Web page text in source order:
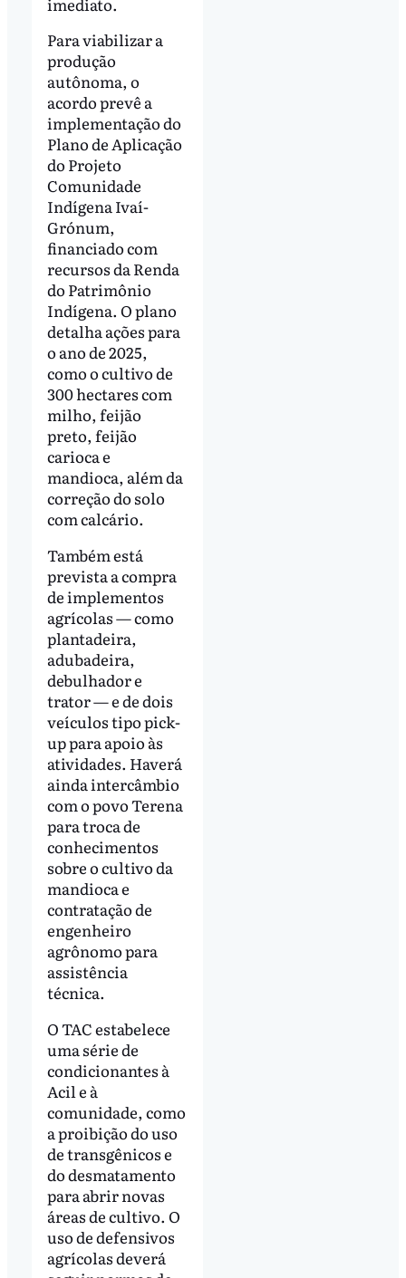
Para viabilizar a
produção
autônoma, o
acordo prevê a
implementação do
Plano de Aplicação
do Projeto
Comunidade
Indígena Ivaí-
Grónum,
financiado com
recursos da Renda
do Patrimônio
Indígena. O plano
detalha ações para
o ano de 2025,
como o cultivo de
300 hectares com
milho, feijão
preto, feijão
carioca e
mandioca, além da
correção do solo
com calcário.
Também está
prevista a compra
de implementos
agrícolas — como
plantadeira,
adubadeira,
debulhador e
trator — e de dois
veículos tipo pick-
up para apoio às
atividades. Haverá
ainda intercâmbio
com o povo Terena
para troca de
conhecimentos
sobre o cultivo da
mandioca e
contratação de
engenheiro
agrônomo para
assistência
técnica.
O TAC estabelece
uma série de
condicionantes à
Acil e à
comunidade, como
a proibição do uso
de transgênicos e
do desmatamento
para abrir novas
áreas de cultivo. O
uso de defensivos
agrícolas deverá